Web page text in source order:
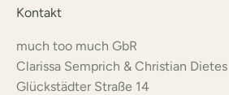
Kontakt
much too much GbR
Clarissa Semprich & Christian Dietes
Glückstädter Straße 14